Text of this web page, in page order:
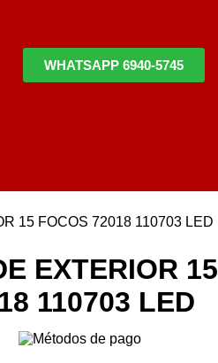
WHATSAPP 6940-5745
15 FOCOS 72018 110703 LED
EXTERIOR 15
110703 LED